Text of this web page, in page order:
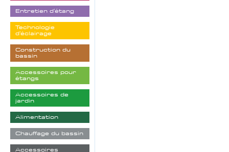
Entretien d'étang
Technologie
d'éclairage
Construction du
bassin
Accessoires pour
étangs
Accessoires de
jardin
Alimentation
Chauffage du bassin
Accessoires